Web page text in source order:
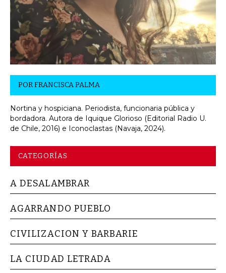
PORFRANCISCA PALMA
Nortina y hospiciana. Periodista, funcionaria pública y
bordadora. Autora de Iquique Glorioso (Editorial Radio U.
de Chile, 2016) e Iconoclastas (Navaja, 2024).
CATEGORÍAS
A DESALAMBRAR
AGARRANDO PUEBLO
CIVILIZACION Y BARBARIE
LA CIUDAD LETRADA